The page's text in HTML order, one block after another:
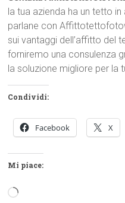
la tua azienda ha un tetto
parlane con
sui vantaggi dell’affitto del
forniremo una consulenza
la soluzione migliore per la
Condividi:
Facebook X
Mi piace:
Caricamento